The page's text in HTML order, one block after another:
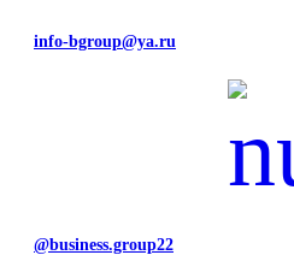
info-bgroup@ya.ru
@business.group22